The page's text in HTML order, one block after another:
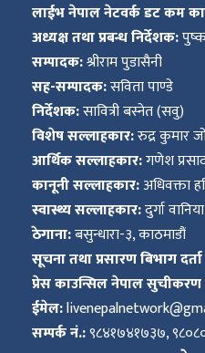
लाईभ नेपाल नेटवर्क डट कम
अध्यक्ष तथा प्रबन्ध निर्देशक:
सम्पादक:श्रीराम पुडासैनी
सह-सम्पादक:सविता पाण्डे
निर्देशक:सावित्री बस्नेत (सवु)
विशेष सल्लाहकार:रुद्र कुमार
आर्थिक सल्लाहकार:गणेश
कानूनी सल्लाहकार:अधिवक्ता
स्वास्थ्य सल्लाहकार:दुर्गा वानिया
ठेगाना:बसुन्धारा-३, काठमाडौं
सूचना तथा प्रसारण बिभाग
प्रेस काउन्सिल नेपाल सुचीकरण
ईमेल:
सम्पर्क नं.:९८४१७४१७३७,